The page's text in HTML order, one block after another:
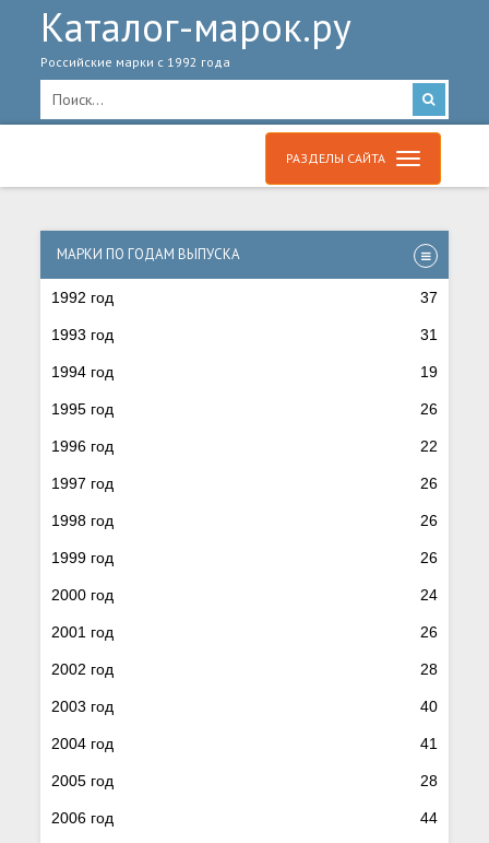
Каталог-марок.ру
Российские марки с 1992 года
РАЗДЕЛЫ САЙТА
МАРКИ ПО ГОДАМ ВЫПУСКА
1992 год 37
1993 год 31
1994 год 19
1995 год 26
1996 год 22
1997 год 26
1998 год 26
1999 год 26
2000 год 24
2001 год 26
2002 год 28
2003 год 40
2004 год 41
2005 год 28
2006 год 44